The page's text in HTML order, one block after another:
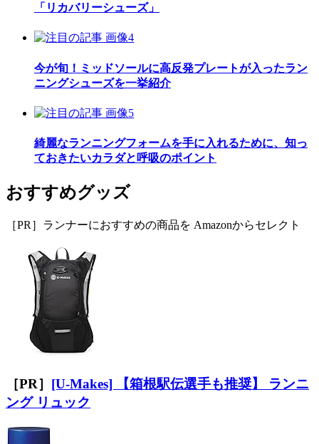
「リカバリーシューズ」
今が旬！ミッドソールに高反発プレートが入ったラン
ニングシューズを一挙紹介
綺麗なランニングフォームを手に入れるために、知っ
ておきたいカラダと呼吸のポイント
おすすめグッズ
［PR］ランナーにおすすめの商品を Amazonからセレクト
［PR］ [U-Makes] 【箱根駅伝選手も推奨】 ランニ
ング リュック